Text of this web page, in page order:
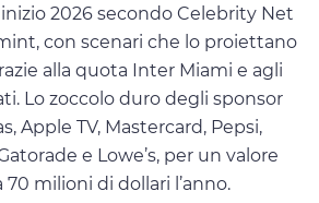
2026 secondo Celebrity Net
con scenari che lo proiettano
alla quota Inter Miami e agli
Lo zoccolo duro degli sponsor
Apple TV, Mastercard, Pepsi,
e Lowe’s, per un valore
milioni di dollari l’anno.